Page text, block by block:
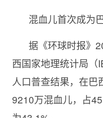
混血儿首次成为
据《环球时报》
西国家地理统计局（
人口普查结果，在巴
9210万混血儿，占